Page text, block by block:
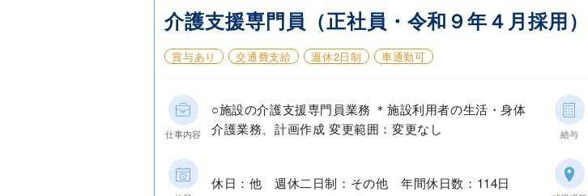
介護支援専門員（正社員・令和９年４月採用）
賞与あり 交通費支給 週休2日制 車通勤可
仕事内容
○施設の介護支援専門員業務 ＊施設利用者の生活・身体
介護業務、計画作成 変更範囲：変更なし
給与
休日：他 週休二日制：その他 年間休日数：114日